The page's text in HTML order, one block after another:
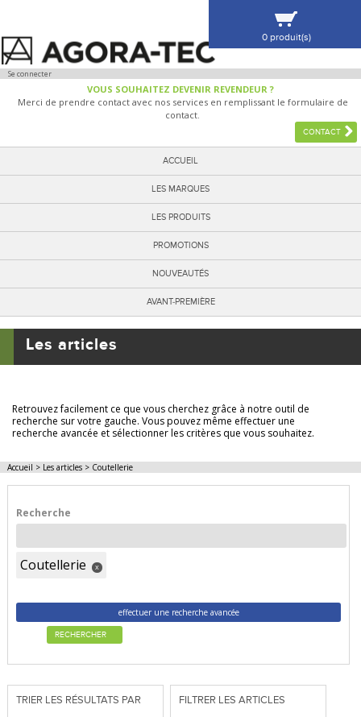
Se connecter
VOUS SOUHAITEZ DEVENIR REVENDEUR ?
Merci de prendre contact avec nos services en remplissant le formulaire de
contact.
CONTACT
ACCUEIL
LES MARQUES
LES PRODUITS
PROMOTIONS
NOUVEAUTÉS
AVANT-PREMIÈRE
0 produit(s)
VOIR MA SÉLECTION
Les articles
Retrouvez facilement ce que vous cherchez grâce à notre outil de
recherche sur votre gauche. Vous pouvez même effectuer une
recherche avancée et sélectionner les critères que vous souhaitez.
Accueil > Les articles> Coutellerie
Recherche
Coutellerie x
effectuer une recherche avancée
RECHERCHER
TRIER LES RÉSULTATS PAR FILTRER LES ARTICLES